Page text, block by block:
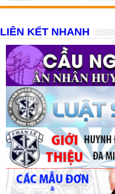
LIÊN KẾT NHANH